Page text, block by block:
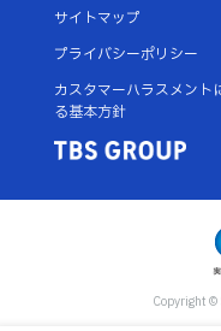
サイトマップ
プライバシーポリシー
カスタマーハラスメント
る基本方針
Copyright ©